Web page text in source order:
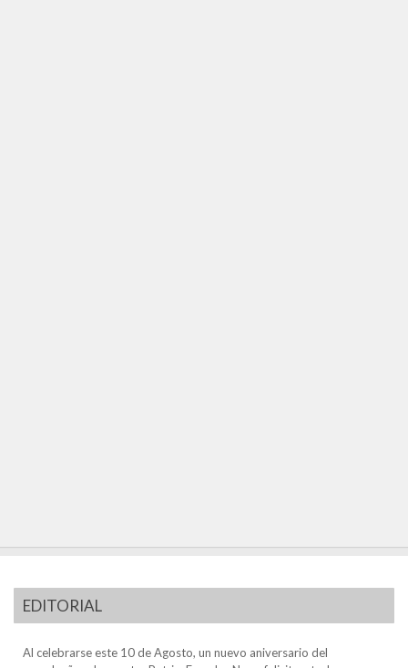
EDITORIAL
Al celebrarse este 10 de Agosto, un nuevo aniversario del